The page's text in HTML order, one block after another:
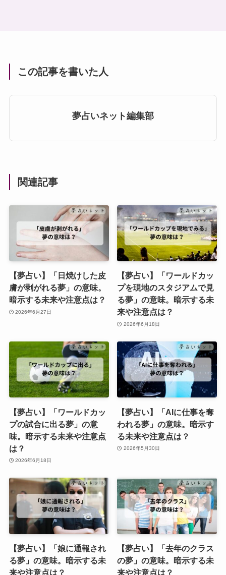
この記事を書いた人
夢占いネット編集部
関連記事
【夢占い】「日焼けした皮
膚が剥がれる夢」の意味。
暗示する未来や注意点は？
2026年6月27日
【夢占い】「ワールドカッ
プを現地のスタジアムで見
る夢」の意味。暗示する未
来や注意点は？
2026年6月18日
【夢占い】「ワールドカッ
プの試合に出る夢」の意
味。暗示する未来や注意点
は？
2026年6月18日
【夢占い】「AIに仕事を奪
われる夢」の意味。暗示す
る未来や注意点は？
2026年5月30日
【夢占い】「娘に通報され
る夢」の意味。暗示する未
来や注意点は？
【夢占い】「去年のクラス
の夢」の意味。暗示する未
来や注意点は？